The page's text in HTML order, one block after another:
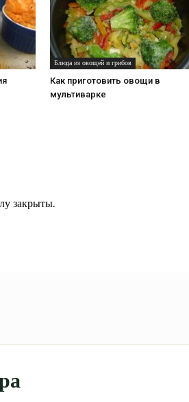
Блюда из овощей и грибов
Как приготовить овощи в
мультиварке
закрыты.